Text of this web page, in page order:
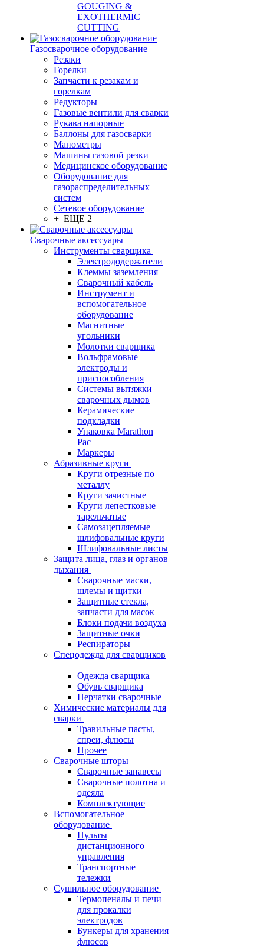
GOUGING &
EXOTHERMIC
CUTTING
Газосварочное оборудование
Резаки
Горелки
Запчасти к резакам и
горелкам
Редукторы
Газовые вентили для сварки
Рукава напорные
Баллоны для газосварки
Манометры
Машины газовой резки
Медицинское оборудование
Оборудование для
газораспределительных
систем
Сетевое оборудование
+ ЕЩЕ 2
Сварочные аксессуары
Инструменты сварщика
Электрододержатели
Клеммы заземления
Сварочный кабель
Инструмент и
вспомогательное
оборудование
Магнитные
угольники
Молотки сварщика
Вольфрамовые
электроды и
приспособления
Системы вытяжки
сварочных дымов
Керамические
подкладки
Упаковка Marathon
Pac
Маркеры
Абразивные круги
Круги отрезные по
металлу
Круги зачистные
Круги лепестковые
тарельчатые
Самозацепляемые
шлифовальные круги
Шлифовальные листы
Защита лица, глаз и органов
дыхания
Сварочные маски,
шлемы и щитки
Защитные стекла,
запчасти для масок
Блоки подачи воздуха
Защитные очки
Респираторы
Спецодежда для сварщиков
Одежда сварщика
Обувь сварщика
Перчатки сварочные
Химические материалы для
сварки
Травильные пасты,
спреи, флюсы
Прочее
Сварочные шторы
Сварочные занавесы
Сварочные полотна и
одеяла
Комплектующие
Вспомогательное
оборудование
Пульты
дистанционного
управления
Транспортные
тележки
Сушильное оборудование
Термопеналы и печи
для прокалки
электродов
Бункеры для хранения
флюсов